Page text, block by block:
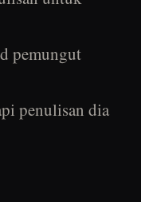
pemungut
penulisan dia